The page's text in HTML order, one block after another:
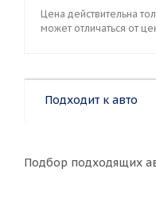
Цена действительна
может отличаться от
Подходит к авто
Подбор подходящих